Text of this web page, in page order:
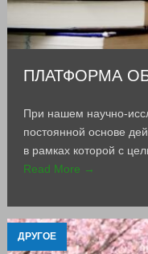
ПЛАТФОРМА
При нашем научно-
постоянной основе
в рамках которой с
Read More →
ДРУГОЕ